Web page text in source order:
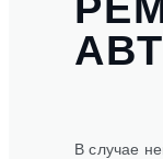
В случае